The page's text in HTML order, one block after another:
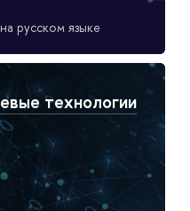
русском языке
технологии